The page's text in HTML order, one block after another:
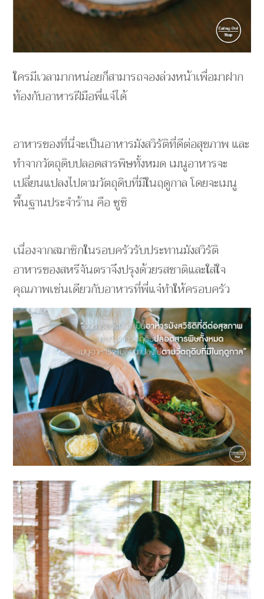
ใครมีเวลามากหน่อยก็สามารถจองล่วงหน้าเพื่อมาฝาก
ท้องกับอาหารฝีมือพี่แจ๋ได้
อาหารของที่นี่จะเป็นอาหารมังสวิรัติที่ดีต่อสุขภาพ และ
ทำจากวัตถุดิบปลอดสารพิษทั้งหมด เมนูอาหารจะ
เปลี่ยนแปลงไปตามวัตถุดิบที่มีในฤดูกาล โดยจะเมนู
พื้นฐานประจำร้าน คือ ซูชิ
เนื่องจากสมาชิกในรอบครัวรับประทานมังสวิรัติ
อาหารของสหรีจันตราจึงปรุงด้วยรสชาติและใส่ใจ
คุณภาพเช่นเดียวกับอาหารที่พี่แจ๋ทำให้ครอบครัว